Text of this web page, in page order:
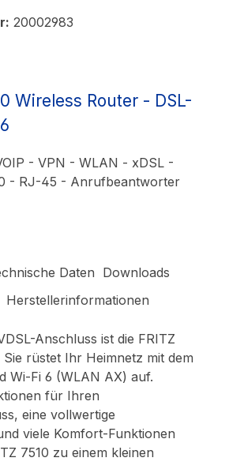
20002983
Wireless Router - DSL-
- VPN - WLAN - xDSL -
- RJ-45 - Anrufbeantworter
Daten Downloads
Herstellerinformationen
Anschluss ist die FRITZ
Sie rüstet Ihr Heimnetz mit dem
Wi-Fi 6 (WLAN AX) auf.
für Ihren
eine vollwertige
viele Komfort-Funktionen
7510 zu einem kleinen